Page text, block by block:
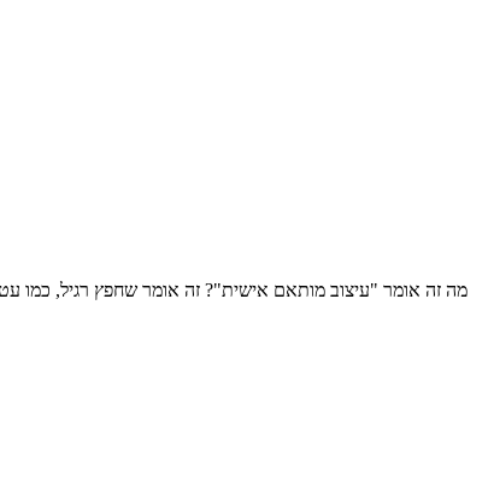
מה זה אומר "עיצוב מותאם אישית"? זה אומר שחפץ רגיל, כמו